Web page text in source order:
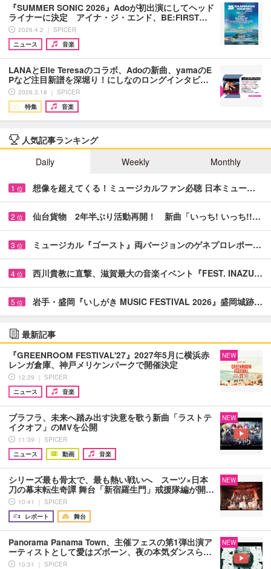
『SUMMER SONIC 2026』Adoが初出演にしてヘッド
ライナーに決定 アイナ・ジ・エンド、BE:FIRST…
2026.4.2 ｜ SPICER
ニュース
音楽
LANAとElle Teresaのコラボ、Adoの新曲、yamaのE
Pなど注目新譜を深堀り！にしなのロングインタビ…
2026.3.18 ｜ SPICER
特集
音楽
人気記事ランキング
Daily
Weekly Monthly
1 位 想像を超えてくる！ミュージカルファン必聴 日本ミュー…
2 位 仙台貨物 2年半ぶり活動再開！ 新曲「いっち! いっち!!…
3 位 ミュージカル『ゴースト』両バージョンのゲネプロレポー…
4 位 西川貴教に直撃、滋賀最大の音楽イベント『FEST. INAZU…
5 位 岩手・盛岡『いしがき MUSIC FESTIVAL 2026』盛岡城跡…
最新記事
『GREENROOM FESTIVAL'27』2027年5月に横浜赤
レンガ倉庫、神戸メリケンパークで開催決定
12:29 ｜ SPICER
ニュース
音楽
NEW
ブラフラ、未来へ踏み出す決意を歌う新曲「ラストテ
イクオフ」のMVを公開
11:39 ｜ SPICER
ニュース
動画 音楽
NEW
シリーズ最も骨太で、最も熱い戦いへ スーツ×日本
刀の幕末転生奇譚 舞台「新宿羅生門」戒援隊編が開…
10:41 ｜ SPICER
レポート
舞台
NEW
Panorama Panama Town、主催フェスの第1弾出演ア
ーティストとして愛はズボーン、夜の本気ダンスら…
10:31 ｜ SPICER
NEW